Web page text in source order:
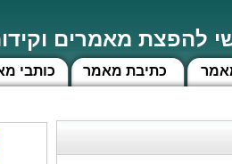
להפצת מאמרים
כותבי כתיבת מאמר